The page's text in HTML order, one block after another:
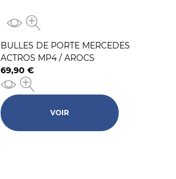
BULLES DE PORTE MERCEDES
ACTROS MP4 / AROCS
Prix
69,90 €
VOIR